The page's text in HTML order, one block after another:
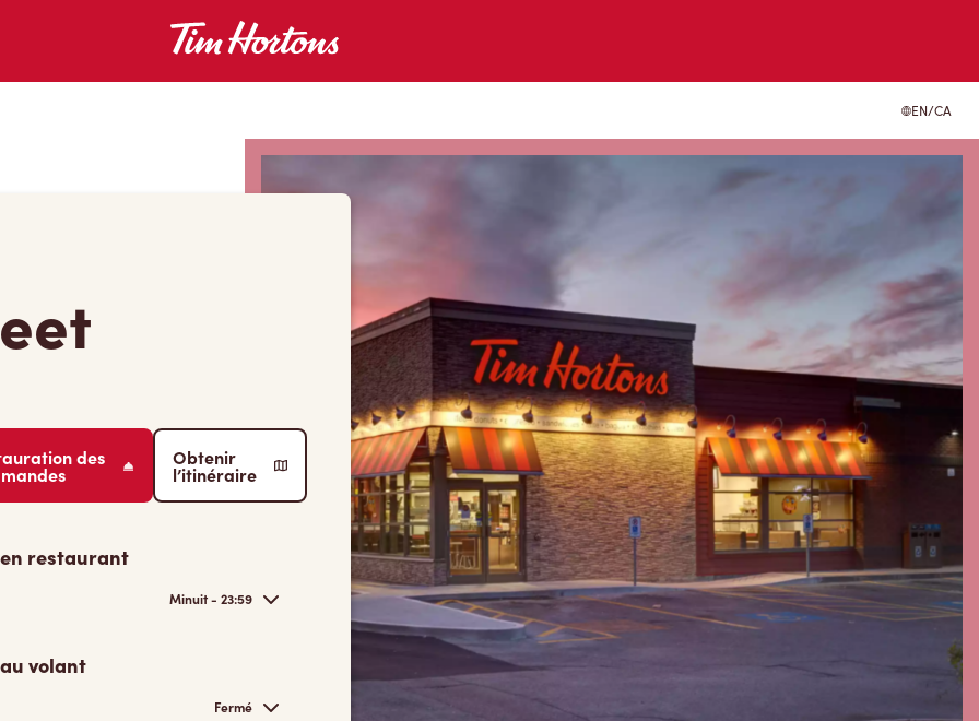
EN/CA
des Obtenir
l’itinéraire
restaurant
Minuit - 23:59
volant
Fermé